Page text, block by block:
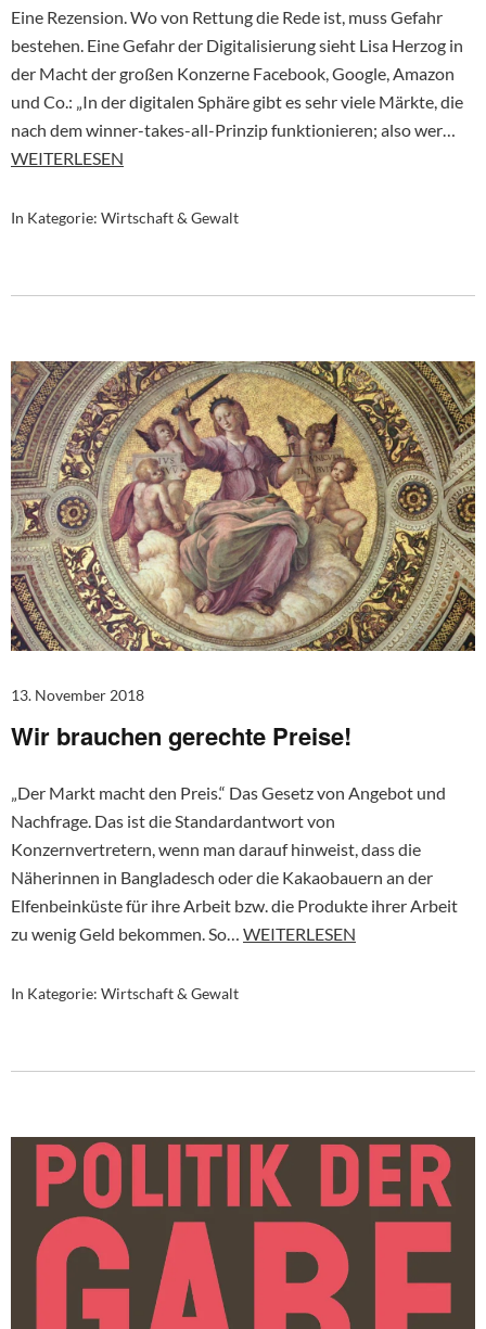
Eine Rezension. Wo von Rettung die Rede ist, muss Gefahr
bestehen. Eine Gefahr der Digitalisierung sieht Lisa Herzog in
der Macht der großen Konzerne Facebook, Google, Amazon
und Co.: „In der digitalen Sphäre gibt es sehr viele Märkte, die
nach dem winner-takes-all-Prinzip funktionieren; also wer…
WEITERLESEN
In Kategorie: Wirtschaft & Gewalt
13. November 2018
Wir brauchen gerechte Preise!
„Der Markt macht den Preis.“ Das Gesetz von Angebot und
Nachfrage. Das ist die Standardantwort von
Konzernvertretern, wenn man darauf hinweist, dass die
Näherinnen in Bangladesch oder die Kakaobauern an der
Elfenbeinküste für ihre Arbeit bzw. die Produkte ihrer Arbeit
zu wenig Geld bekommen. So… WEITERLESEN
In Kategorie: Wirtschaft & Gewalt